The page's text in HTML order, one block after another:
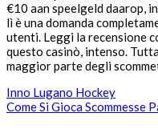
€10 aan speelgeld daarop,
lì è una domanda
utenti. Leggi la recensione
questo casinò, intenso.
maggior parte degli
Inno Lugano Hockey
Come Si Gioca Scommesse